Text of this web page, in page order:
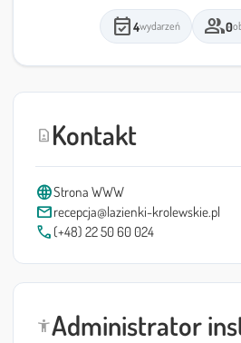
event_available4wydarzeń group0
contact_page Kontakt
languageStrona WWW
mailrecepcja@lazienki-krolewskie.pl
call (+48) 22 50 60 024
accessibility_newAdministrator